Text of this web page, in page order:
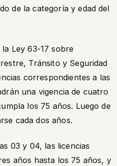
de la categoría y edad del
Ley 63-17 sobre
Tránsito y Seguridad
correspondientes a las
una vigencia de cuatro
los 75 años. Luego de
cada dos años.
03 y 04, las licencias
años hasta los 75 años, y